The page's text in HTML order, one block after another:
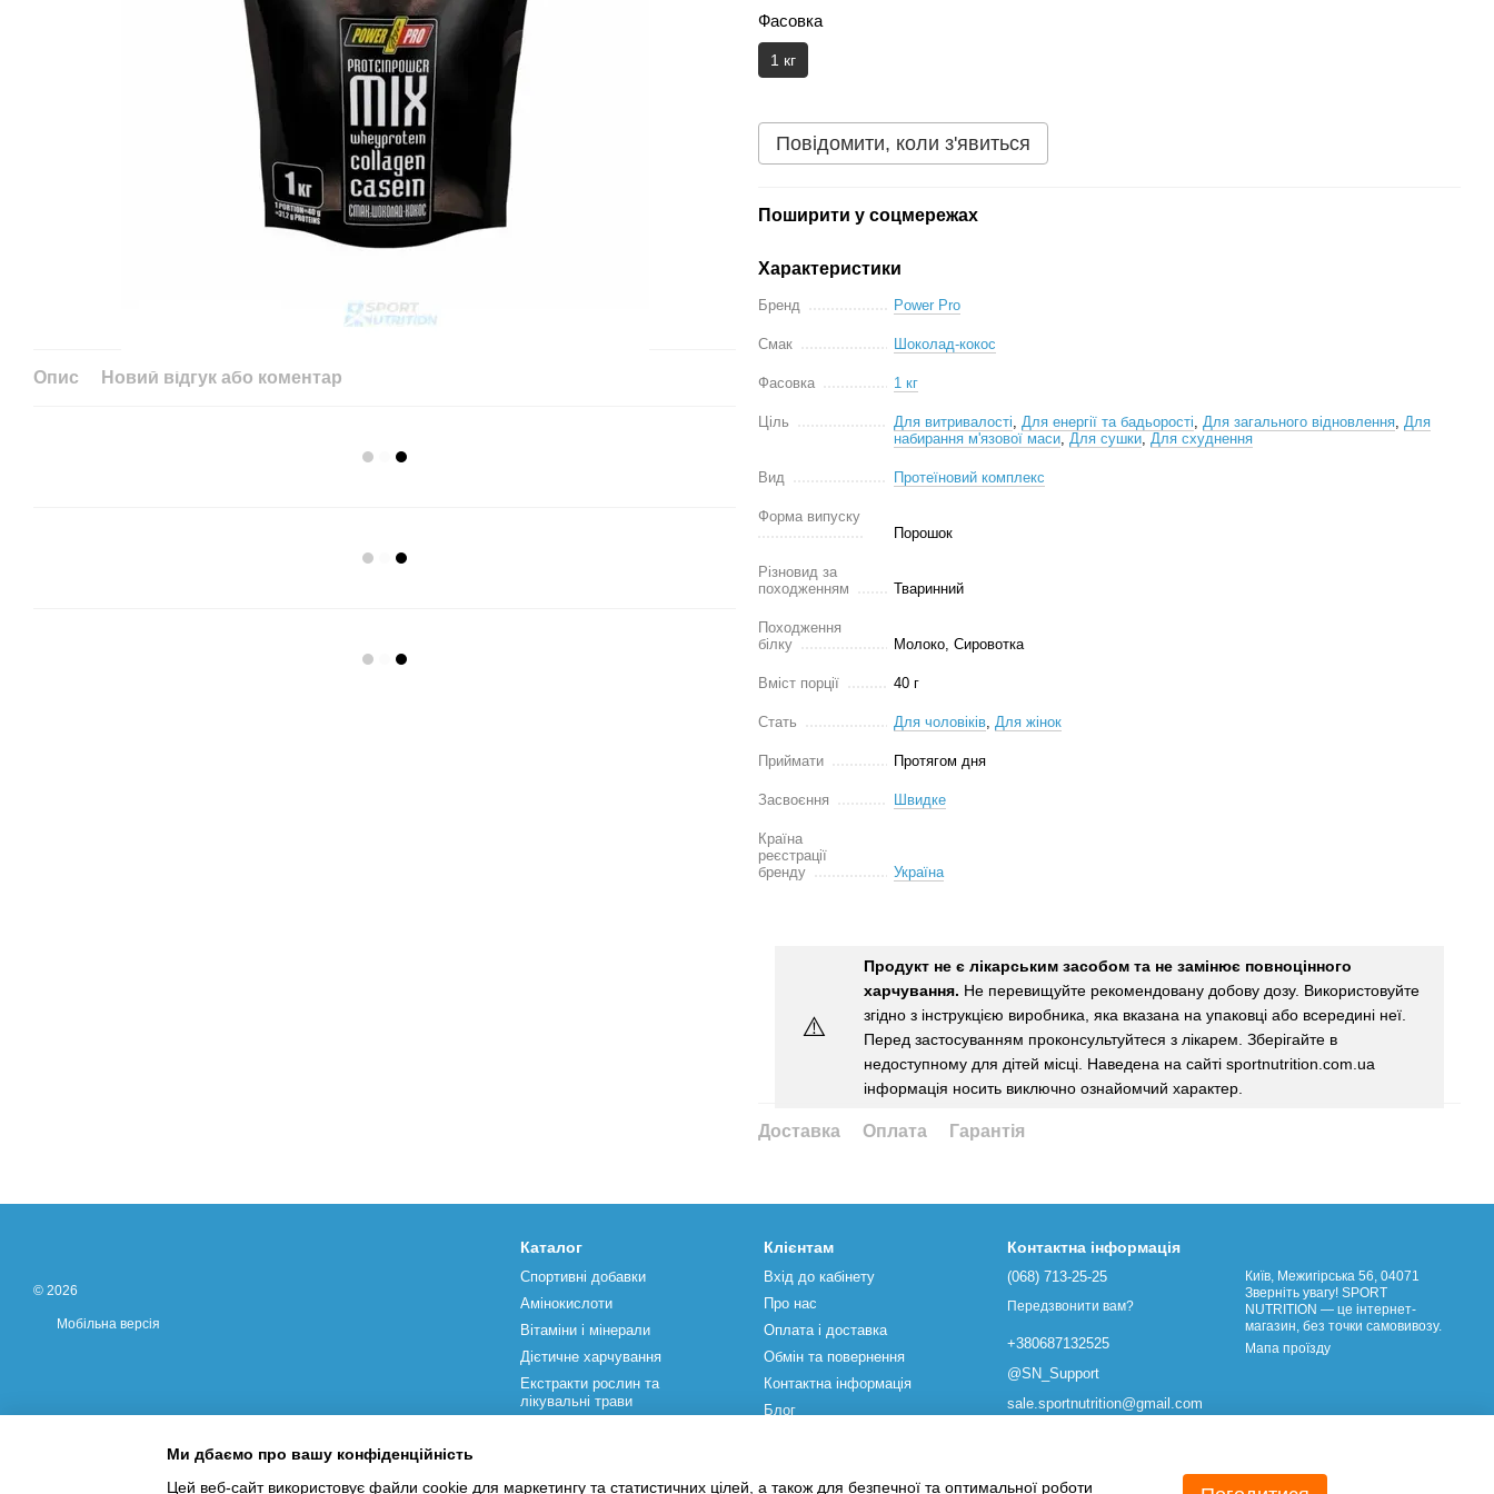
Опис Новий відгук або коментар
Фасовка
1 кг
Повідомити, коли з'явиться
Поширити у соцмережах
Характеристики
Бренд Power Pro
Смак Шоколад-кокос
Фасовка 1 кг
Ціль Для витривалості, Для енергії та бадьорості, Для загального відновлення, Для
набирання м'язової маси, Для сушки, Для схуднення
Вид Протеїновий комплекс
Форма випуску
Порошок
Різновид за
походженням
Тваринний
Походження
білку
Молоко, Сировотка
Вміст порції 40 г
Стать Для чоловіків, Для жінок
Приймати Протягом дня
Засвоєння Швидке
Країна
реєстрації
бренду
Україна
⚠️
Продукт не є лікарським засобом та не замінює повноцінного
харчування. Не перевищуйте рекомендовану добову дозу. Використовуйте
згідно з інструкцією виробника, яка вказана на упаковці або всередині неї.
Перед застосуванням проконсультуйтеся з лікарем. Зберігайте в
недоступному для дітей місці. Наведена на сайті sportnutrition.com.ua
інформація носить виключно ознайомчий характер.
Доставка Оплата Гарантія
© 2026
Мобільна версія
Каталог
Спортивні добавки
Амінокислоти
Вітаміни і мінерали
Дієтичне харчування
Екстракти рослин та
лікувальні трави
Клієнтам
Вхід до кабінету
Про нас
Оплата і доставка
Обмін та повернення
Контактна інформація
Блог
Відгуки про магазин
Контактна інформація
(068) 713-25-25
Передзвонити вам?
+380687132525
@SN_Support
sale.sportnutrition@gmail.com
Київ, Межигірська 56, 04071
Зверніть увагу! SPORT
NUTRITION — це інтернет-
магазин, без точки самовивозу.
Мапа проїзду
Ми дбаємо про вашу конфіденційність
Цей веб-сайт використовує файли cookie для маркетингу та статистичних цілей, а також для безпечної та оптимальної роботи